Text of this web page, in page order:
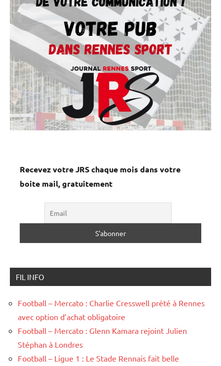
Recevez votre JRS chaque mois dans votre
boite mail, gratuitement
FIL INFO
Football – Mercato : Charlie Cresswell prêté à Rennes
avec option d’achat obligatoire
Football – Mercato : Glenn Kamara rejoint Julien
Stéphan à Londres
Football – Ligue 1 : Le Stade Rennais fait belle